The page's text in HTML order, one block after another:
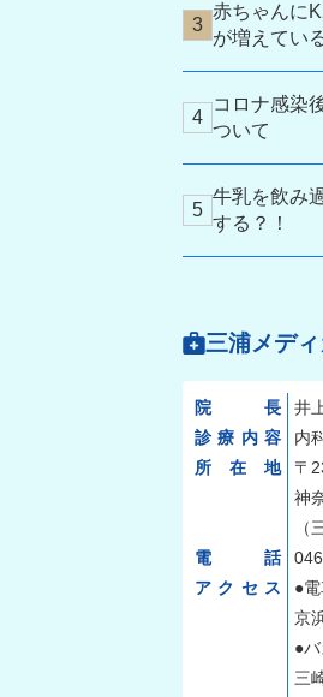
赤ちゃんに
が増えてい
コロナ感染
ついて
牛乳を飲み
する？！
三浦メデ
院長
井
診療内容
内
所在地
〒
神
電話
アクセス
●
京
●バ
三